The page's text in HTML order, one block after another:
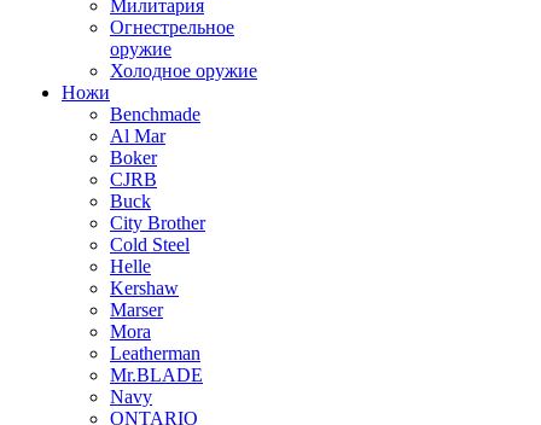
Милитария
Огнестрельное
оружие
Холодное оружие
Ножи
Benchmade
Al Mar
Boker
CJRB
Buck
City Brother
Cold Steel
Helle
Kershaw
Marser
Mora
Leatherman
Mr.BLADE
Navy
ONTARIO